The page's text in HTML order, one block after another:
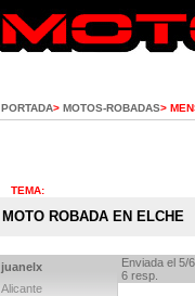
PORTADA> MOTOS-ROBADAS>
TEMA:
MOTO ROBADA EN ELCHE
juanelx
Alicante
Enviada el 5/
6 resp.